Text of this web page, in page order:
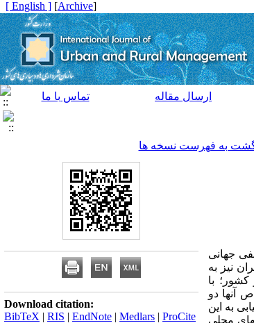
[
Archive
]
[ English ]
ارسال مقاله تماس با ما
به فهرست نسخه ها
جهانی
نیز به
با
آنها دو
به این
پتانسیلهای محلی
Download citation:
BibTeX | RIS | EndNote | Medlars | ProCite